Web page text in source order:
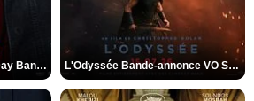
Spider-Man: Brand New Day Bande-annonce VO STFR L'Odyssée Bande-annonce VO STFR